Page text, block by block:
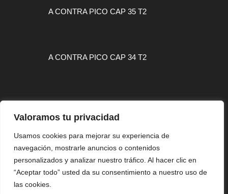
Valoramos tu privacidad
Usamos cookies para mejorar su experiencia de
navegación, mostrarle anuncios o contenidos
personalizados y analizar nuestro tráfico. Al hacer clic en
“Aceptar todo” usted da su consentimiento a nuestro uso de
las cookies.
A CONTRA PICO CAP 35 T2
A CONTRA PICO CAP 34 T2
CONTACTO
AVISO LEGAL